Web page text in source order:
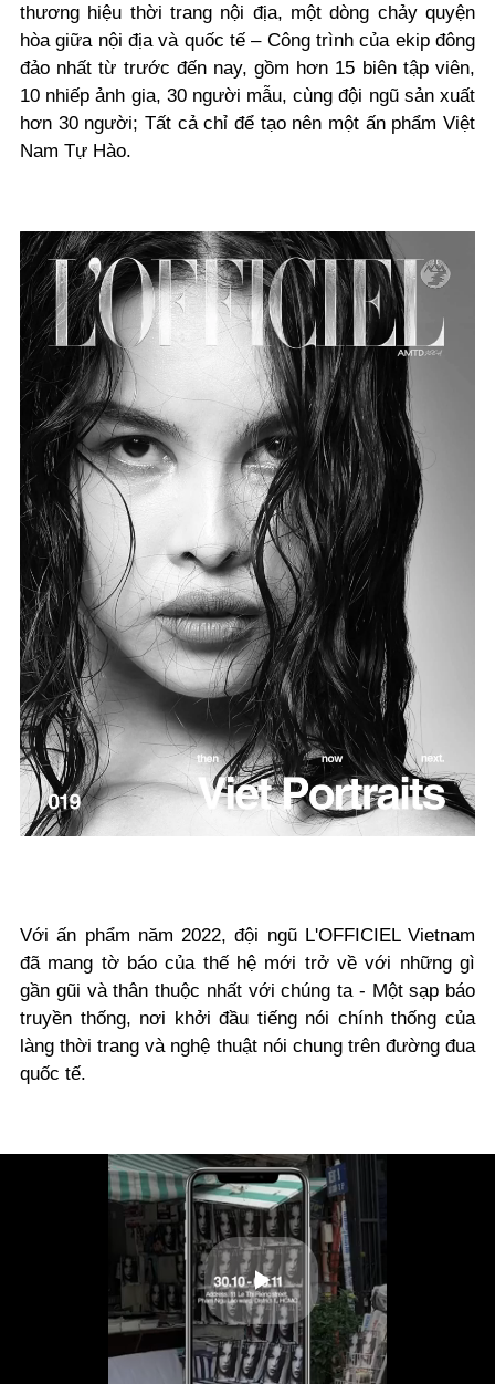
thương hiệu thời trang nội địa, một dòng chảy quyện
hòa giữa nội địa và quốc tế – Công trình của ekip đông
đảo nhất từ trước đến nay, gồm hơn 15 biên tập viên,
10 nhiếp ảnh gia, 30 người mẫu, cùng đội ngũ sản xuất
hơn 30 người; Tất cả chỉ để tạo nên một ấn phẩm Việt
Nam Tự Hào.
Với ấn phẩm năm 2022, đội ngũ L'OFFICIEL Vietnam
đã mang tờ báo của thế hệ mới trở về với những gì
gần gũi và thân thuộc nhất với chúng ta - Một sạp báo
truyền thống, nơi khởi đầu tiếng nói chính thống của
làng thời trang và nghệ thuật nói chung trên đường đua
quốc tế.
Play